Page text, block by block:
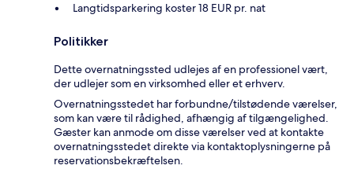
Langtidsparkering koster 18 EUR pr. nat
Politikker
Dette overnatningssted udlejes af en professionel vært,
der udlejer som en virksomhed eller et erhverv.
Overnatningsstedet har forbundne/tilstødende værelser,
som kan være til rådighed, afhængig af tilgængelighed.
Gæster kan anmode om disse værelser ved at kontakte
overnatningsstedet direkte via kontaktoplysningerne på
reservationsbekræftelsen.